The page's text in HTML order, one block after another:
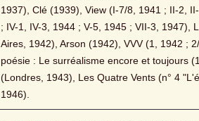
1937), Clé (1939), View (I-7/8, 1941 ; II-2,
; IV-1, IV-3, 1944 ; V-5, 1945 ; VII-3, 1947),
Aires, 1942), Arson (1942), VVV (1, 1942 ;
poésie : Le surréalisme encore et toujours
(Londres, 1943), Les Quatre Vents (n° 4
1946).